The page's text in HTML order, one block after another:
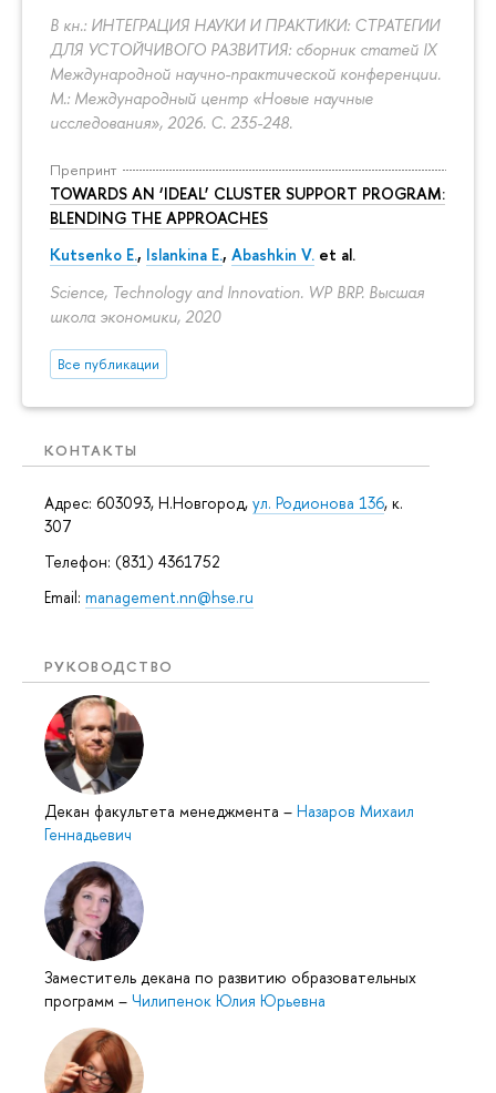
В кн.: ИНТЕГРАЦИЯ НАУКИ И ПРАКТИКИ: СТРАТЕГИИ
ДЛЯ УСТОЙЧИВОГО РАЗВИТИЯ: сборник статей IX
Международной научно-практической конференции.
М.: Международный центр «Новые научные
исследования», 2026. С. 235-248.
Препринт
TOWARDS AN ‘IDEAL’ CLUSTER SUPPORT PROGRAM:
BLENDING THE APPROACHES
Kutsenko E., Islankina E., Abashkin V. et al.
Science, Technology and Innovation. WP BRP. Высшая
школа экономики, 2020
Все публикации
КОНТАКТЫ
Адрес: 603093, Н.Новгород, ул. Родионова 136, к.
307
Телефон: (831) 4361752
Email: management.nn@hse.ru
РУКОВОДСТВО
Декан факультета менеджмента – Назаров Михаил
Геннадьевич
Заместитель декана по развитию образовательных
программ – Чилипенок Юлия Юрьевна